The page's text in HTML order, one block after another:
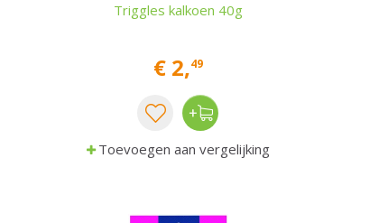
Triggles kalkoen 40g
€ 2,49
Toevoegen aan vergelijking